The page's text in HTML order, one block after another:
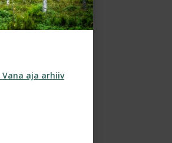
Vana aja arhiiv